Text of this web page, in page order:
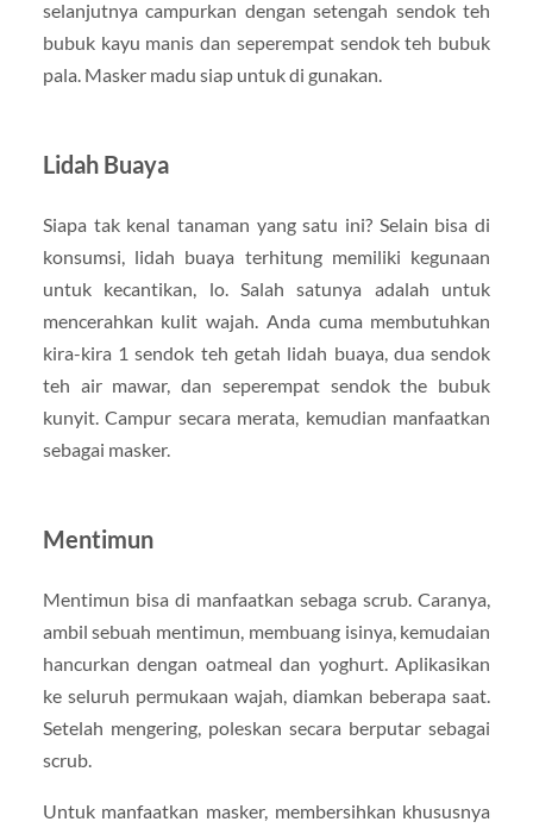
selanjutnya campurkan dengan setengah sendok teh
bubuk kayu manis dan seperempat sendok teh bubuk
pala. Masker madu siap untuk di gunakan.
Lidah Buaya
Siapa tak kenal tanaman yang satu ini? Selain bisa di
konsumsi, lidah buaya terhitung memiliki kegunaan
untuk kecantikan, lo. Salah satunya adalah untuk
mencerahkan kulit wajah. Anda cuma membutuhkan
kira-kira 1 sendok teh getah lidah buaya, dua sendok
teh air mawar, dan seperempat sendok the bubuk
kunyit. Campur secara merata, kemudian manfaatkan
sebagai masker.
Mentimun
Mentimun bisa di manfaatkan sebaga scrub. Caranya,
ambil sebuah mentimun, membuang isinya, kemudaian
hancurkan dengan oatmeal dan yoghurt. Aplikasikan
ke seluruh permukaan wajah, diamkan beberapa saat.
Setelah mengering, poleskan secara berputar sebagai
scrub.
Untuk manfaatkan masker, membersihkan khususnya